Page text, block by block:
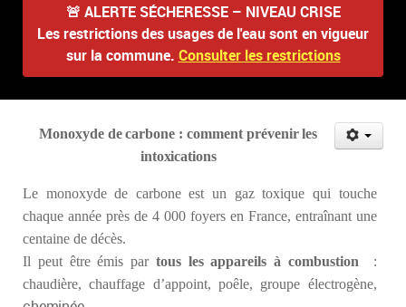
🚨 ALERTE SÉCHERESSE – NIVEAU CRISE
Les restrictions des usages de l'eau sont en vigueur
sur la commune. Consulter les restrictions
Monoxyde de carbone : comment prévenir les
intoxications
Le monoxyde de carbone est un gaz toxique qui touche
chaque année près de 4 000 foyers en France, entraînant une
centaine de décès.
Il peut être émis par tous les appareils à combustion
:
chaudière, chauffage d’appoint, poêle, groupe électrogène,